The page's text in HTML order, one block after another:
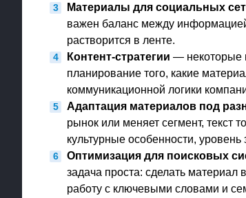
Материалы для социальных
важен баланс между
растворится в ленте.
Контент-стратегии — некоторые
планирование того, какие
коммуникационной логики
Адаптация материалов под
рынок или меняет сегмент, текст
культурные особенности,
Оптимизация для поисковых
задача проста: сделать
работу с ключевыми словами и